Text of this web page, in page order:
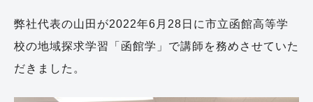
弊社代表の山田が2022年6月28日に市立函館高等学
校の地域探求学習「函館学」で講師を務めさせていた
だきました。